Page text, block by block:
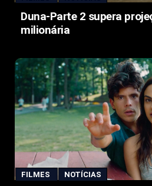
Duna-Parte 2 supera
milionária
FILMES NOTÍCIAS